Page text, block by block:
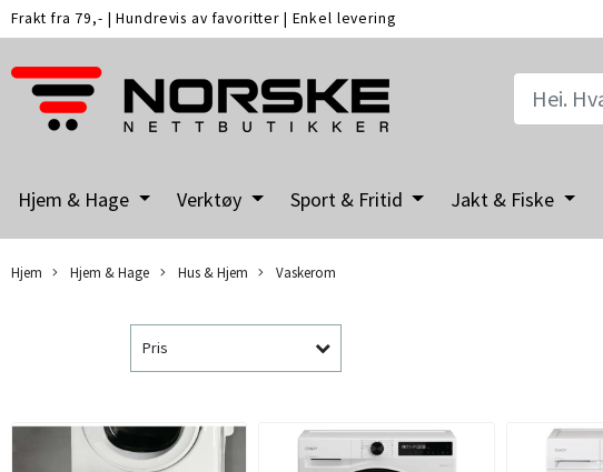
Frakt fra 79,- |Hundrevis av favoritter | Enkel levering
Hjem & Hage Verktøy Sport & Fritid Jakt & Fiske
Hjem Hjem & Hage Hus & Hjem Vaskerom
Pris